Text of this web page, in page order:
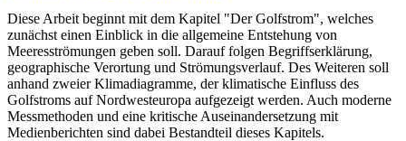
Diese Arbeit beginnt mit dem Kapitel "Der Golfstrom", welches
zunächst einen Einblick in die allgemeine Entstehung von
Meeresströmungen geben soll. Darauf folgen Begriffserklärung,
geographische Verortung und Strömungsverlauf. Des Weiteren soll
anhand zweier Klimadiagramme, der klimatische Einfluss des
Golfstroms auf Nordwesteuropa aufgezeigt werden. Auch moderne
Messmethoden und eine kritische Auseinandersetzung mit
Medienberichten sind dabei Bestandteil dieses Kapitels.